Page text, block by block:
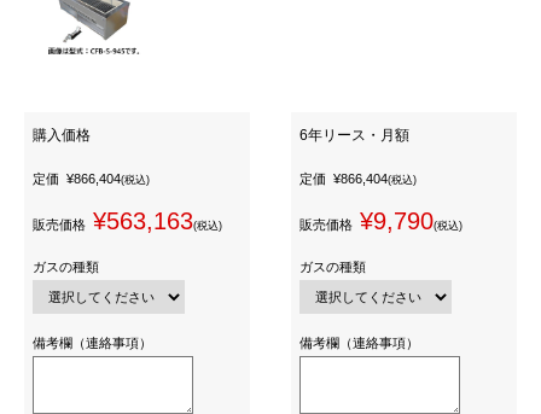
購入価格
定価 ¥866,404(税込)
販売価格 ¥563,163(税込)
ガスの種類
備考欄（連絡事項）
6年リース・月額
定価 ¥866,404(税込)
販売価格 ¥9,790(税込)
ガスの種類
備考欄（連絡事項）